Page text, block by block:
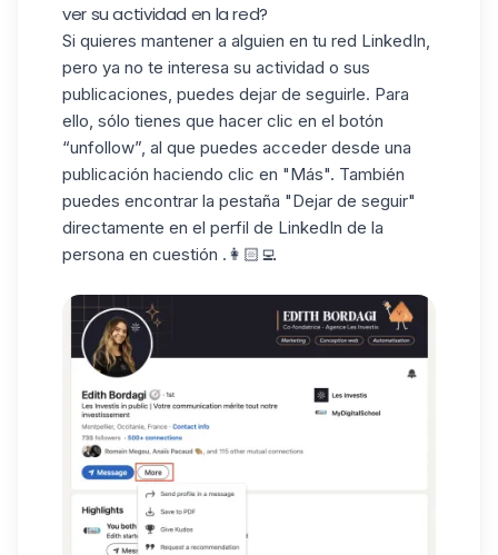
ver su actividad en la red?
Si quieres mantener a alguien en tu red LinkedIn,
pero ya no te interesa su actividad o sus
publicaciones, puedes dejar de seguirle. Para
ello, sólo tienes que hacer clic en el botón
“unfollow”, al que puedes acceder desde una
publicación haciendo clic en "Más". También
puedes encontrar la pestaña "Dejar de seguir"
directamente en el perfil de LinkedIn de la
persona en cuestión .👩🏻‍💻